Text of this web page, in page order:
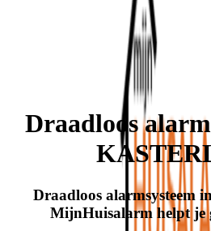
Draadloos
Draadloos alarmsysteem
MijnHuisalarm helpt je